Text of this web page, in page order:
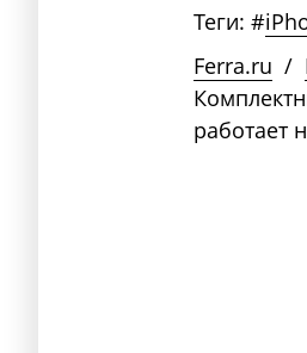
Теги: #
Ferra.ru /
работает